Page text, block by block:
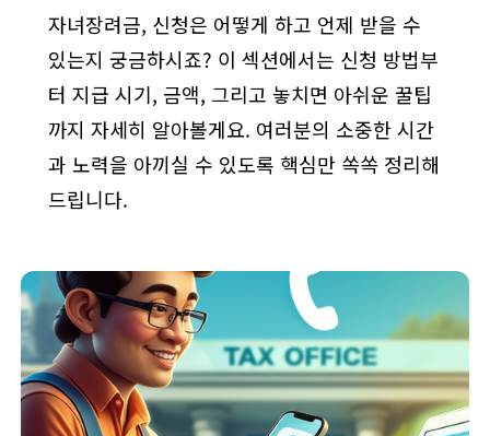
자녀장려금, 신청은 어떻게 하고 언제 받을 수
있는지 궁금하시죠? 이 섹션에서는 신청 방법부
터 지급 시기, 금액, 그리고 놓치면 아쉬운 꿀팁
까지 자세히 알아볼게요. 여러분의 소중한 시간
과 노력을 아끼실 수 있도록 핵심만 쏙쏙 정리해
드립니다.